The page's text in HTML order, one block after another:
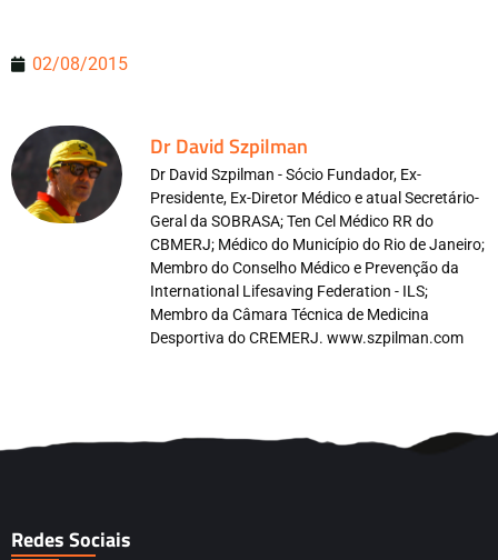
02/08/2015
Dr David Szpilman
Dr David Szpilman - Sócio Fundador, Ex-
Presidente, Ex-Diretor Médico e atual Secretário-
Geral da SOBRASA; Ten Cel Médico RR do
CBMERJ; Médico do Município do Rio de Janeiro;
Membro do Conselho Médico e Prevenção da
International Lifesaving Federation - ILS;
Membro da Câmara Técnica de Medicina
Desportiva do CREMERJ. www.szpilman.com
Redes Sociais